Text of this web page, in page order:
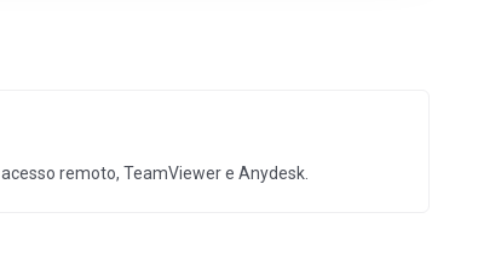
remoto, TeamViewer e Anydesk.